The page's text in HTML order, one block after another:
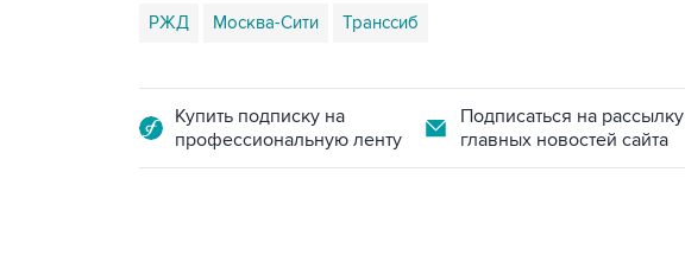
РЖД Москва-Сити Транссиб
Купить подписку на
профессиональную ленту
Подписаться на рассылку
главных новостей сайта